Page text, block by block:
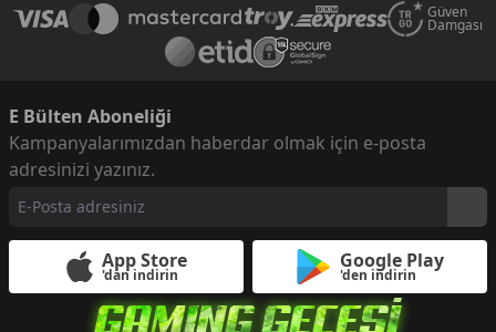
Güven
Damgası
E Bülten Aboneliği
Kampanyalarımızdan haberdar olmak için e-posta
adresinizi yazınız.
App Store
'dan indirin
Google Play
'den indirin